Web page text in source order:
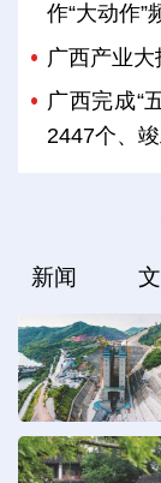
作“大动作”
广西产业
广西完成“
2447个、
新闻